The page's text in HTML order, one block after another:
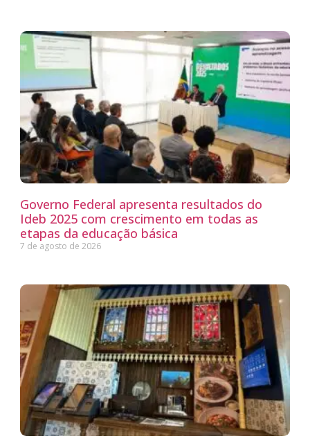
Governo Federal apresenta resultados do
Ideb 2025 com crescimento em todas as
etapas da educação básica
7 de agosto de 2026